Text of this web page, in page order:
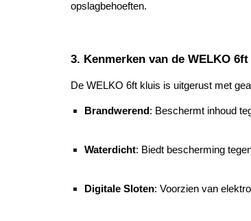
opslagbehoeften.
3. Kenmerken van de WELKO
De WELKO 6ft kluis is uitgerust met
Brandwerend : Beschermt inhoud
Waterdicht: Biedt bescherming
Digitale Sloten: Voorzien van